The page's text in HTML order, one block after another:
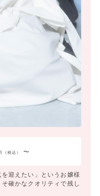
（税込） 〜
迎えたい」というお嬢様
確かなクオリティで残し